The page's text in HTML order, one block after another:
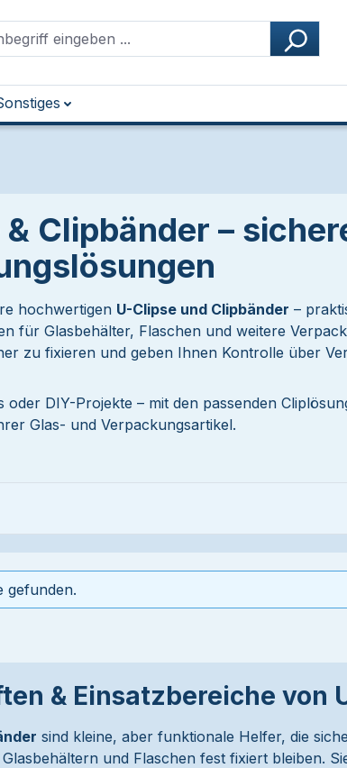
Clipbänder –
hochwertigen U-Clipse und Clipbänder –
für Glasbehälter, Flaschen und weitere
zu fixieren und geben Ihnen Kontrolle über
oder DIY-Projekte – mit den passenden
Glas- und Verpackungsartikel.
gefunden.
& Einsatzbereiche von
sind kleine, aber funktionale Helfer, die
und Flaschen fest fixiert bleiben.